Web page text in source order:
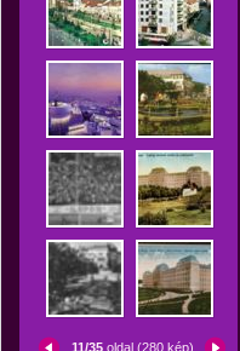
11/35oldal (280 kép)